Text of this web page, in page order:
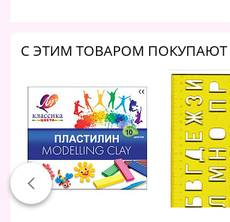
C ЭТИМ ТОВАРОМ ПОКУПАЮТ